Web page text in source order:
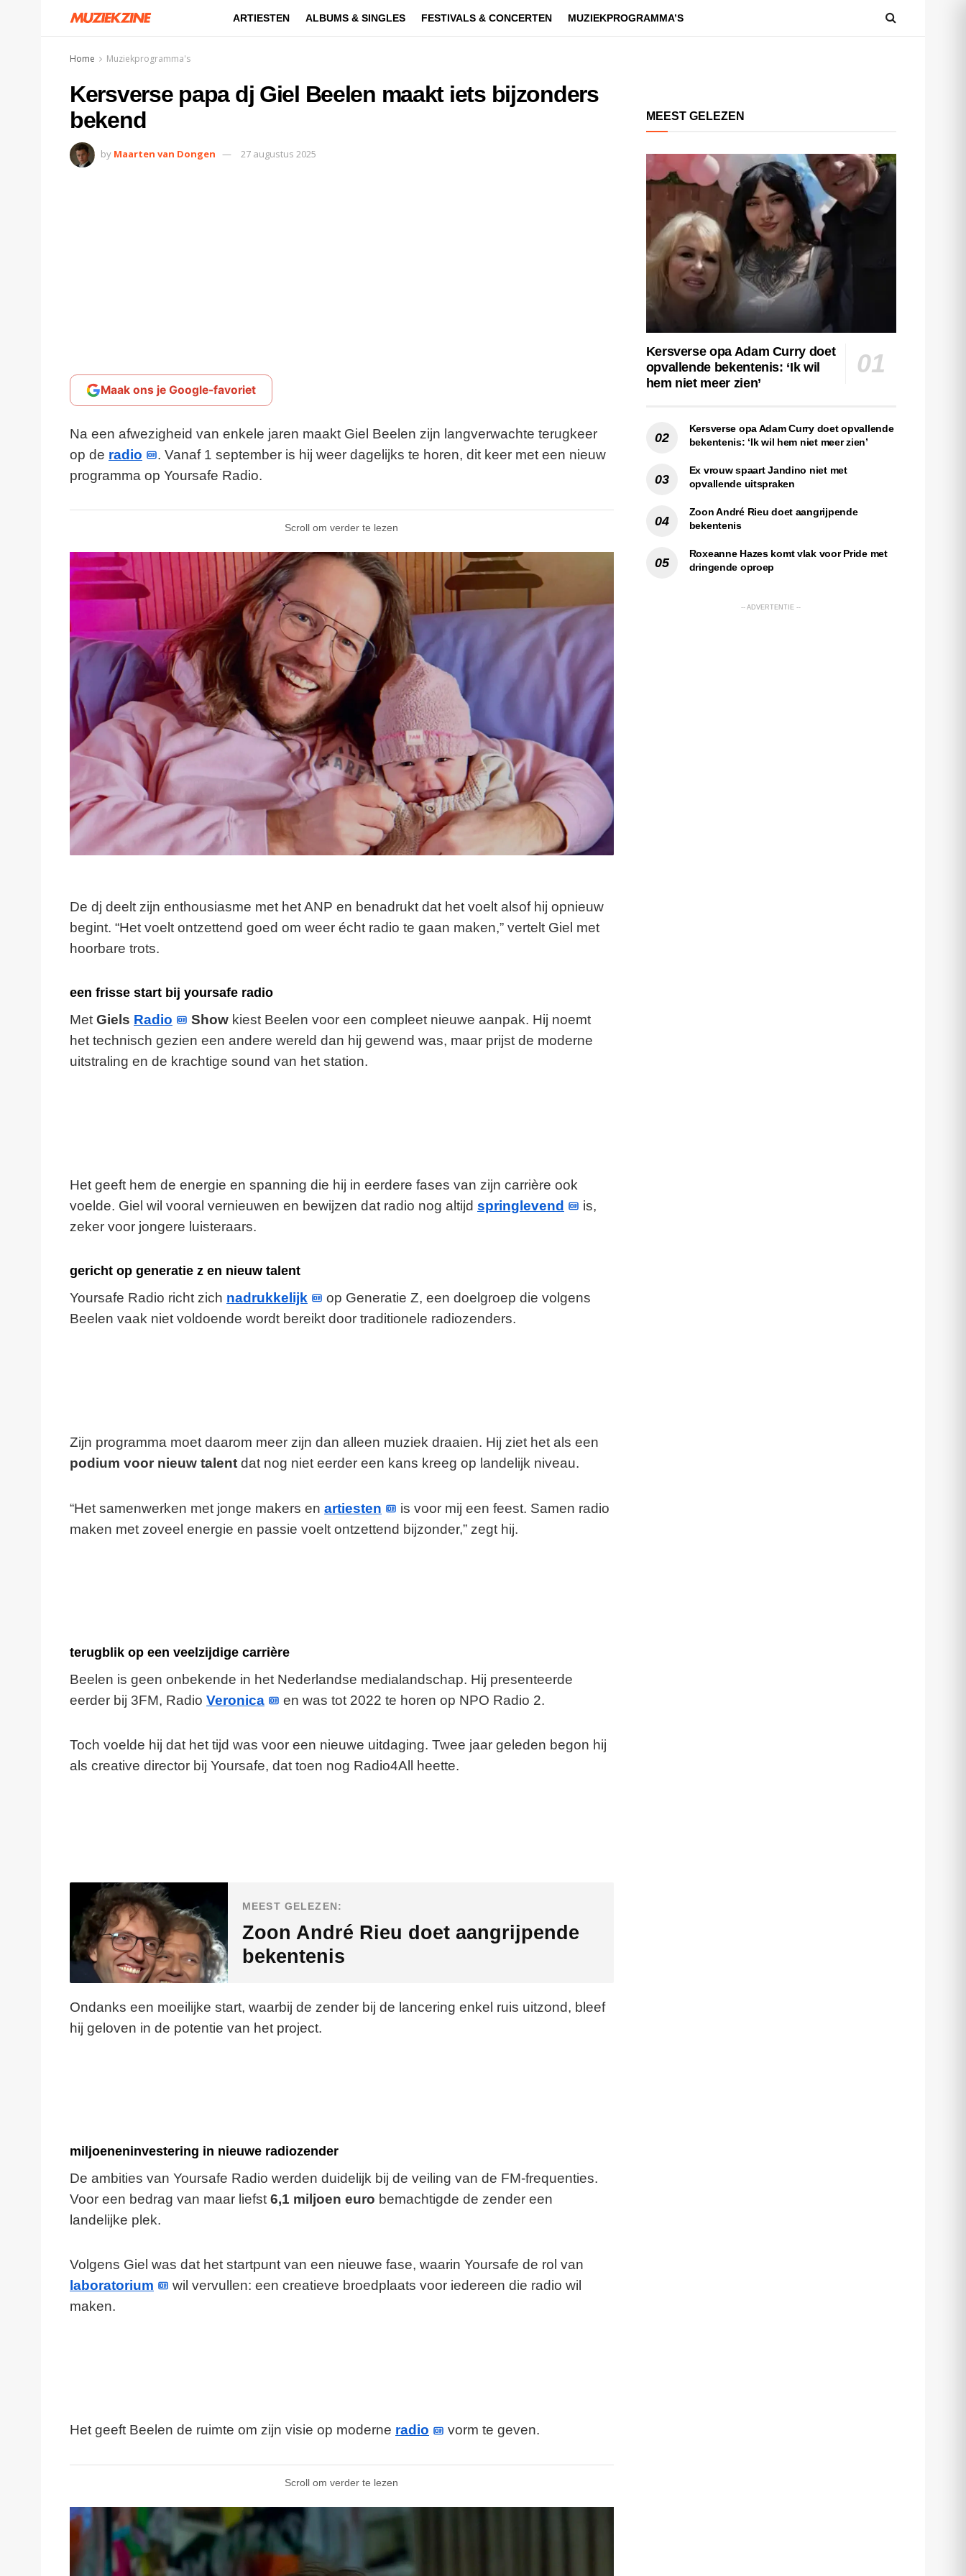
ARTIESTEN ALBUMS & SINGLES FESTIVALS & CONCERTEN MUZIEKPROGRAMMA’S
Home Muziekprogramma's
Kersverse papa dj Giel Beelen maakt iets bijzonders
bekend
by Maarten van Dongen 27 augustus 2025
Maak ons je Google-favoriet
Na een afwezigheid van enkele jaren maakt Giel Beelen zijn langverwachte terugkeer
op de radio
. Vanaf 1 september is hij weer dagelijks te horen, dit keer met een nieuw
programma op Yoursafe Radio.
Scroll om verder te lezen
De dj deelt zijn enthousiasme met het ANP en benadrukt dat het voelt alsof hij opnieuw
begint. “Het voelt ontzettend goed om weer écht radio te gaan maken,” vertelt Giel met
hoorbare trots.
een frisse start bij yoursafe radio
Met Giels Radio Show kiest Beelen voor een compleet nieuwe aanpak. Hij noemt
het technisch gezien een andere wereld dan hij gewend was, maar prijst de moderne
uitstraling en de krachtige sound van het station.
Het geeft hem de energie en spanning die hij in eerdere fases van zijn carrière ook
voelde. Giel wil vooral vernieuwen en bewijzen dat radio nog altijd springlevend
is,
zeker voor jongere luisteraars.
gericht op generatie z en nieuw talent
Yoursafe Radio richt zich nadrukkelijk
op Generatie Z, een doelgroep die volgens
Beelen vaak niet voldoende wordt bereikt door traditionele radiozenders.
Zijn programma moet daarom meer zijn dan alleen muziek draaien. Hij ziet het als een
podium voor nieuw talent dat nog niet eerder een kans kreeg op landelijk niveau.
“Het samenwerken met jonge makers en artiesten
is voor mij een feest. Samen radio
maken met zoveel energie en passie voelt ontzettend bijzonder,” zegt hij.
terugblik op een veelzijdige carrière
Beelen is geen onbekende in het Nederlandse medialandschap. Hij presenteerde
eerder bij 3FM, Radio Veronica en was tot 2022 te horen op NPO Radio 2.
Toch voelde hij dat het tijd was voor een nieuwe uitdaging. Twee jaar geleden begon hij
als creative director bij Yoursafe, dat toen nog Radio4All heette.
MEEST GELEZEN:
Zoon André Rieu doet aangrijpende
bekentenis
Ondanks een moeilijke start, waarbij de zender bij de lancering enkel ruis uitzond, bleef
hij geloven in de potentie van het project.
miljoeneninvestering in nieuwe radiozender
De ambities van Yoursafe Radio werden duidelijk bij de veiling van de FM-frequenties.
Voor een bedrag van maar liefst 6,1 miljoen euro bemachtigde de zender een
landelijke plek.
Volgens Giel was dat het startpunt van een nieuwe fase, waarin Yoursafe de rol van
laboratorium
wil vervullen: een creatieve broedplaats voor iedereen die radio wil
maken.
Het geeft Beelen de ruimte om zijn visie op moderne radio vorm te geven.
Scroll om verder te lezen
MEEST GELEZEN
Kersverse opa Adam Curry doet
opvallende bekentenis: ‘Ik wil
hem niet meer zien’
Kersverse opa Adam Curry doet opvallende
bekentenis: ‘Ik wil hem niet meer zien’
Ex vrouw spaart Jandino niet met
opvallende uitspraken
Zoon André Rieu doet aangrijpende
bekentenis
Roxeanne Hazes komt vlak voor Pride met
dringende oproep
-- ADVERTENTIE --